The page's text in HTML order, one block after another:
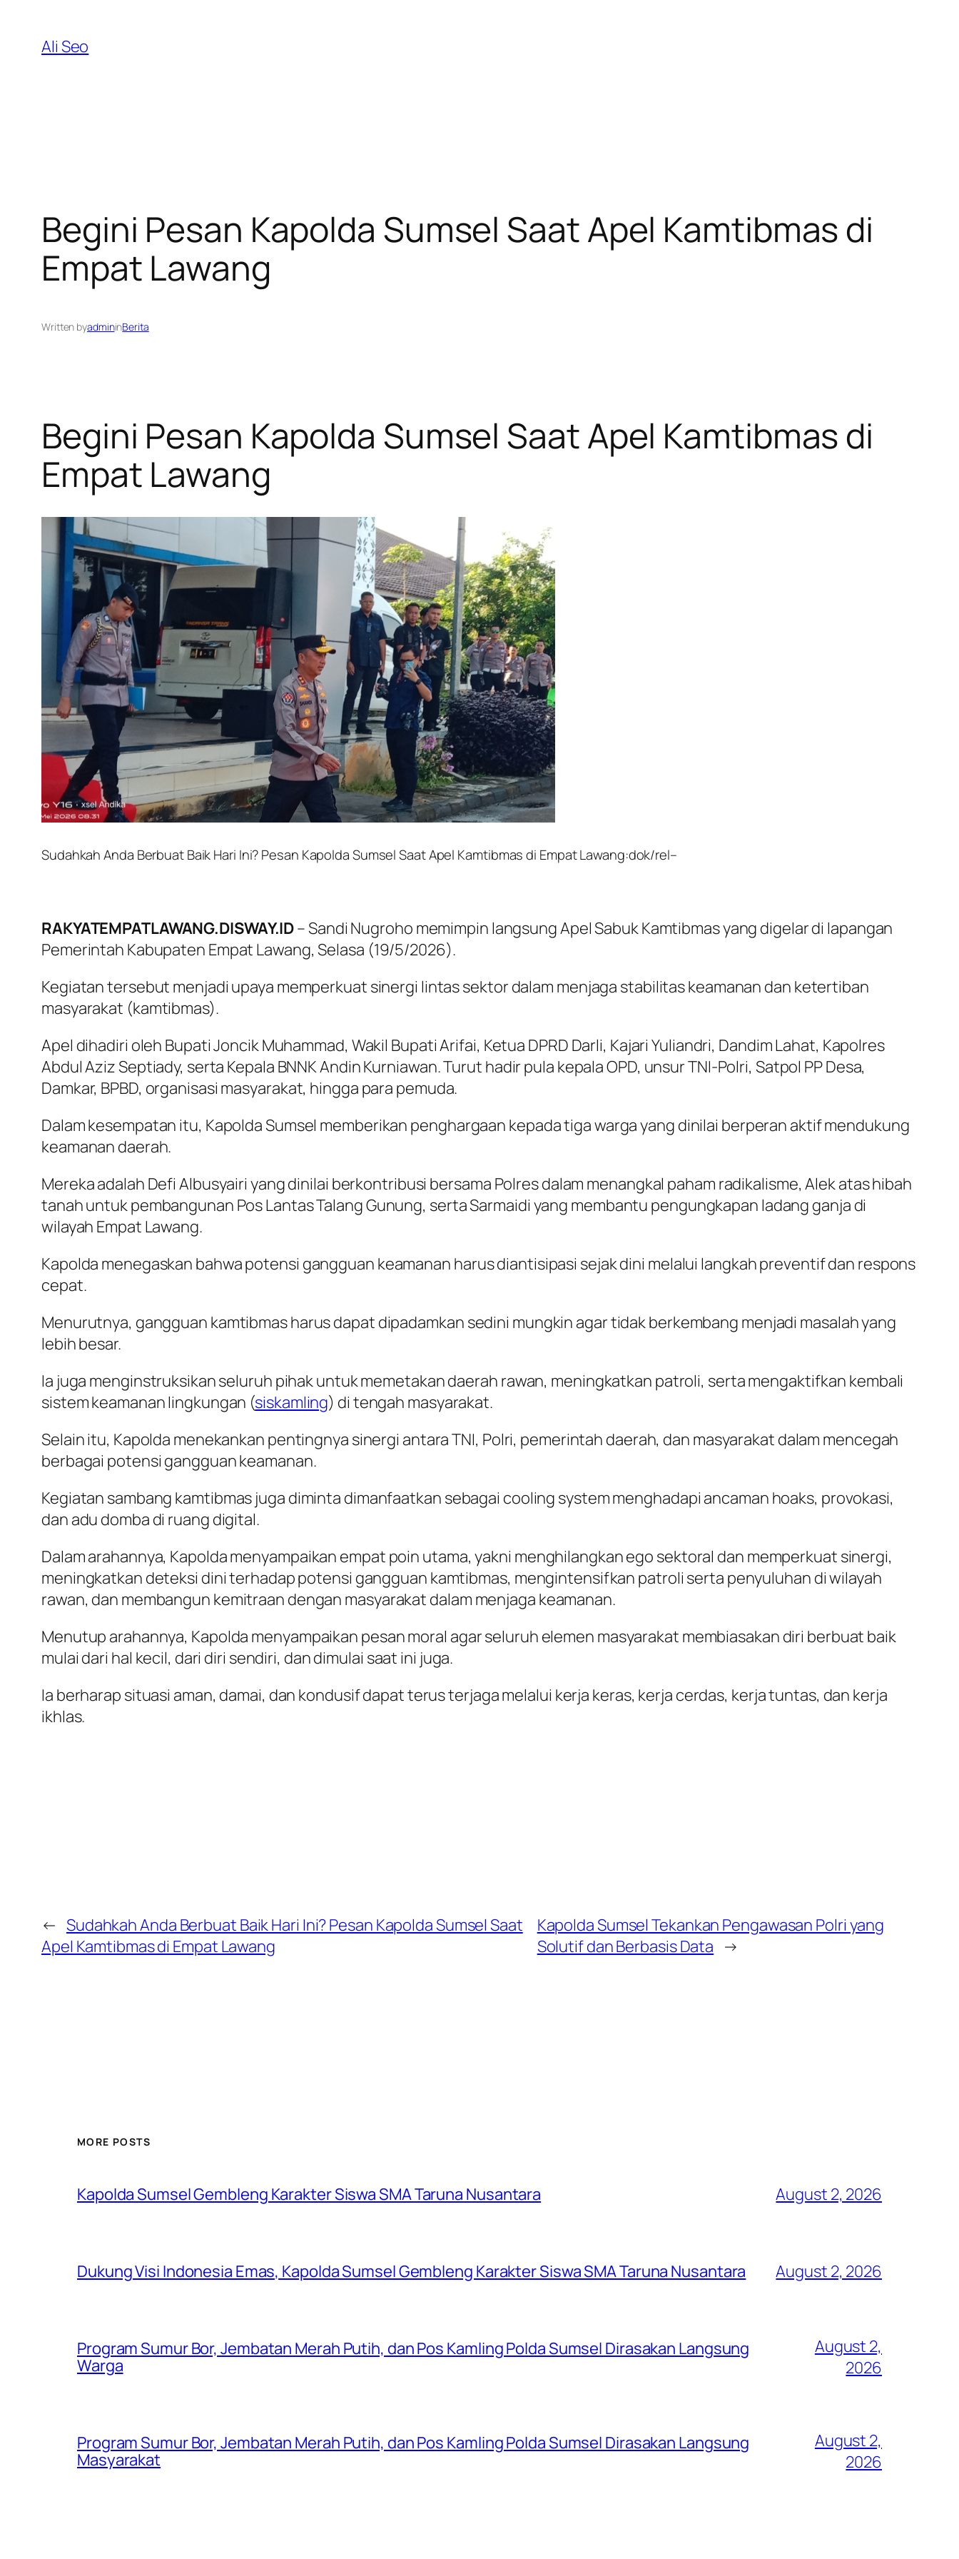
content
Ali Seo
Begini Pesan Kapolda Sumsel Saat Apel Kamtibmas di
Empat Lawang
Written byadmininBerita
Begini Pesan Kapolda Sumsel Saat Apel Kamtibmas di
Empat Lawang
Sudahkah Anda Berbuat Baik Hari Ini? Pesan Kapolda Sumsel Saat Apel Kamtibmas di Empat Lawang:dok/rel–
RAKYATEMPATLAWANG.DISWAY.ID– Sandi Nugroho memimpin langsung Apel Sabuk Kamtibmas yang digelar di lapangan
Pemerintah Kabupaten Empat Lawang, Selasa (19/5/2026).
Kegiatan tersebut menjadi upaya memperkuat sinergi lintas sektor dalam menjaga stabilitas keamanan dan ketertiban
masyarakat (kamtibmas).
Apel dihadiri oleh Bupati Joncik Muhammad, Wakil Bupati Arifai, Ketua DPRD Darli, Kajari Yuliandri, Dandim Lahat, Kapolres
Abdul Aziz Septiady, serta Kepala BNNK Andin Kurniawan. Turut hadir pula kepala OPD, unsur TNI-Polri, Satpol PP Desa,
Damkar, BPBD, organisasi masyarakat, hingga para pemuda.
Dalam kesempatan itu, Kapolda Sumsel memberikan penghargaan kepada tiga warga yang dinilai berperan aktif mendukung
keamanan daerah.
Mereka adalah Defi Albusyairi yang dinilai berkontribusi bersama Polres dalam menangkal paham radikalisme, Alek atas hibah
tanah untuk pembangunan Pos Lantas Talang Gunung, serta Sarmaidi yang membantu pengungkapan ladang ganja di
wilayah Empat Lawang.
Kapolda menegaskan bahwa potensi gangguan keamanan harus diantisipasi sejak dini melalui langkah preventif dan respons
cepat.
Menurutnya, gangguan kamtibmas harus dapat dipadamkan sedini mungkin agar tidak berkembang menjadi masalah yang
lebih besar.
Ia juga menginstruksikan seluruh pihak untuk memetakan daerah rawan, meningkatkan patroli, serta mengaktifkan kembali
sistem keamanan lingkungan (siskamling) di tengah masyarakat.
Selain itu, Kapolda menekankan pentingnya sinergi antara TNI, Polri, pemerintah daerah, dan masyarakat dalam mencegah
berbagai potensi gangguan keamanan.
Kegiatan sambang kamtibmas juga diminta dimanfaatkan sebagai cooling system menghadapi ancaman hoaks, provokasi,
dan adu domba di ruang digital.
Dalam arahannya, Kapolda menyampaikan empat poin utama, yakni menghilangkan ego sektoral dan memperkuat sinergi,
meningkatkan deteksi dini terhadap potensi gangguan kamtibmas, mengintensifkan patroli serta penyuluhan di wilayah
rawan, dan membangun kemitraan dengan masyarakat dalam menjaga keamanan.
Menutup arahannya, Kapolda menyampaikan pesan moral agar seluruh elemen masyarakat membiasakan diri berbuat baik
mulai dari hal kecil, dari diri sendiri, dan dimulai saat ini juga.
Ia berharap situasi aman, damai, dan kondusif dapat terus terjaga melalui kerja keras, kerja cerdas, kerja tuntas, dan kerja
ikhlas.
← Sudahkah Anda Berbuat Baik Hari Ini? Pesan Kapolda Sumsel Saat
Apel Kamtibmas di Empat Lawang
Kapolda Sumsel Tekankan Pengawasan Polri yang
Solutif dan Berbasis Data →
MORE POSTS
Kapolda Sumsel Gembleng Karakter Siswa SMA Taruna Nusantara August 2, 2026
Dukung Visi Indonesia Emas, Kapolda Sumsel Gembleng Karakter Siswa SMA Taruna Nusantara August 2, 2026
Program Sumur Bor, Jembatan Merah Putih, dan Pos Kamling Polda Sumsel Dirasakan Langsung
Warga
August 2,
2026
Program Sumur Bor, Jembatan Merah Putih, dan Pos Kamling Polda Sumsel Dirasakan Langsung
Masyarakat
August 2,
2026